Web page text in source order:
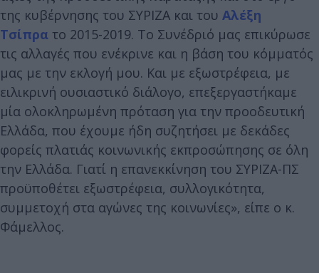
της κυβέρνησης του ΣΥΡΙΖΑ και του Αλέξη
Τσίπρα το 2015-2019. Το Συνέδριό μας επικύρωσε
τις αλλαγές που ενέκρινε και η βάση του κόμματός
μας με την εκλογή μου. Και με εξωστρέφεια, με
ειλικρινή ουσιαστικό διάλογο, επεξεργαστήκαμε
μία ολοκληρωμένη πρόταση για την προοδευτική
Ελλάδα, που έχουμε ήδη συζητήσει με δεκάδες
φορείς πλατιάς κοινωνικής εκπροσώπησης σε όλη
την Ελλάδα. Γιατί η επανεκκίνηση του ΣΥΡΙΖΑ-ΠΣ
προϋποθέτει εξωστρέφεια, συλλογικότητα,
συμμετοχή στα αγώνες της κοινωνίες», είπε ο κ.
Φάμελλος.